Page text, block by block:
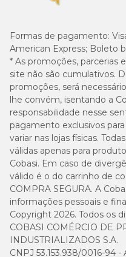
Formas de pagamento:
American Express; Boleto
* As promoções, parcerias
site não são cumulativos.
promoções, será
lhe convém, isentando a
responsabilidade nesse
pagamento exclusivos
variar nas lojas físicas.
válidas apenas para
Cobasi. Em caso de
válido é o do carrinho de
COMPRA SEGURA. A
informações pessoais e
Copyright 2026. Todos os
COBASI COMÉRCIO DE
INDUSTRIALIZADOS S.A.
CNPJ 53.153.938/0016-94